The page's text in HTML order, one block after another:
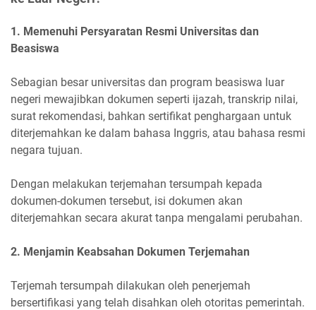
1. Memenuhi Persyaratan Resmi Universitas dan
Beasiswa
Sebagian besar universitas dan program beasiswa luar
negeri mewajibkan dokumen seperti ijazah, transkrip nilai,
surat rekomendasi, bahkan sertifikat penghargaan untuk
diterjemahkan ke dalam bahasa Inggris, atau bahasa resmi
negara tujuan.
Dengan melakukan terjemahan tersumpah kepada
dokumen-dokumen tersebut, isi dokumen akan
diterjemahkan secara akurat tanpa mengalami perubahan.
2. Menjamin Keabsahan Dokumen Terjemahan
Terjemah tersumpah dilakukan oleh penerjemah
bersertifikasi yang telah disahkan oleh otoritas pemerintah.